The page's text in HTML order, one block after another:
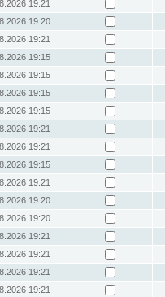
19:21
19:20
19:21
19:15
19:15
19:15
19:15
19:21
19:21
19:15
19:21
19:20
19:20
19:21
19:21
19:21
19:21